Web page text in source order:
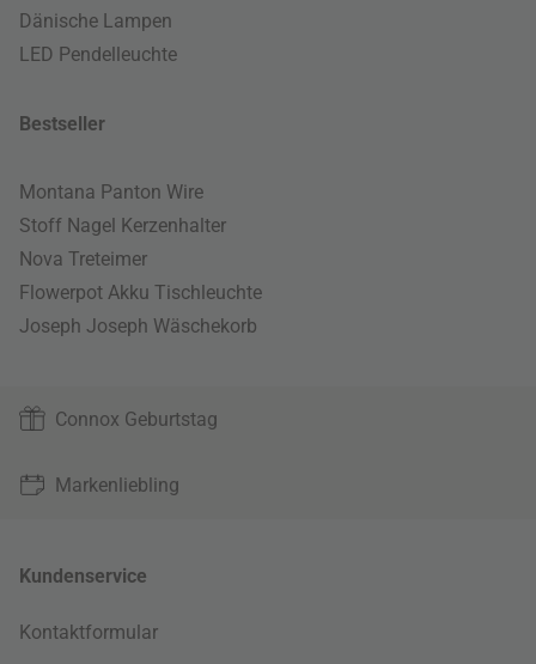
Dänische Lampen
LED Pendelleuchte
Bestseller
Montana Panton Wire
Stoff Nagel Kerzenhalter
Nova Treteimer
Flowerpot Akku Tischleuchte
Joseph Joseph Wäschekorb
Connox Geburtstag
Markenliebling
Kundenservice
Kontaktformular